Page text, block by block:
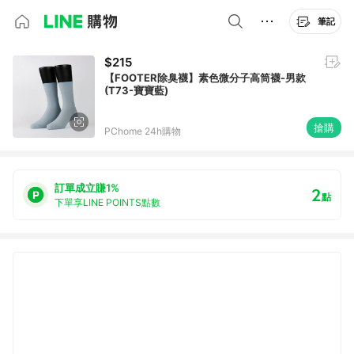
筆記
$215
【FOOTER除臭襪】素色微分子高筒襪-男款
(T73-寶寶藍)
PChome 24h購物 搶購
訂單成立賺1%
下單享LINE POINTS點數 2點